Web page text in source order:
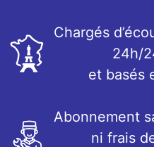
Chargés
24h/
et basés
Abonnement
ni frais